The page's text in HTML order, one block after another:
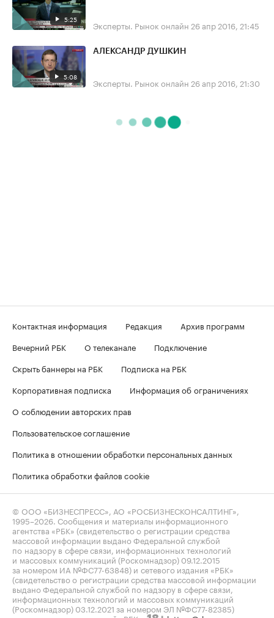
5:25 Эксперты. Рынок онлайн 26 апр 2016, 21:45
5:08
АЛЕКСАНДР ДУШКИН
Эксперты. Рынок онлайн 26 апр 2016, 21:30
Контактная информация Редакция
Архив программ
Вечерний РБК
О телеканале
Подключение
Скрыть баннеры на РБК
Подписка на РБК
Корпоративная подписка
Информация об ограничениях
О соблюдении авторских прав
Пользовательское соглашение
Политика в отношении обработки персональных данных
Политика обработки файлов cookie
© ООО «БИЗНЕСПРЕСС», АО «РОСБИЗНЕСКОНСАЛТИНГ»,
1995–2026 . Сообщения и материалы информационного
агентства «РБК» (свидетельство о регистрации средства
массовой информации выдано Федеральной службой
по надзору в сфере связи, информационных технологий
и массовых коммуникаций (Роскомнадзор) 09.12.2015
за номером ИА №ФС77-63848) и сетевого издания «РБК»
(свидетельство о регистрации средства массовой информации
выдано Федеральной службой по надзору в сфере связи,
информационных технологий и массовых коммуникаций
(Роскомнадзор) 03.12.2021 за номером ЭЛ №ФС77-82385)